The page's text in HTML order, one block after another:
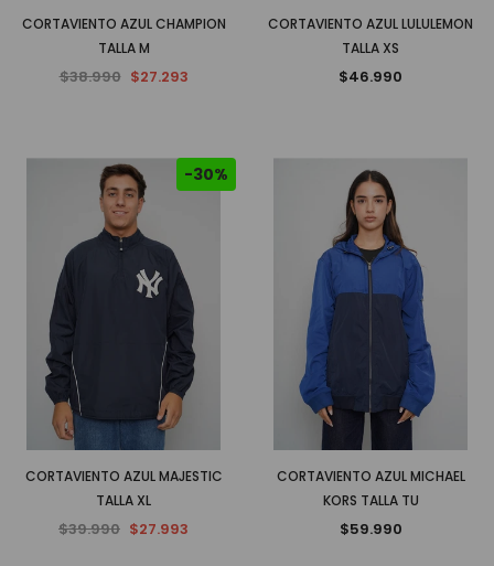
CORTAVIENTO AZUL CHAMPION
TALLA M
$38.990 $27.293
CORTAVIENTO AZUL LULULEMON
TALLA XS
$46.990
-30%
CORTAVIENTO AZUL MAJESTIC
TALLA XL
$39.990 $27.993
CORTAVIENTO AZUL MICHAEL
KORS TALLA TU
$59.990